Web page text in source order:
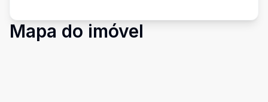
Mapa do imóvel